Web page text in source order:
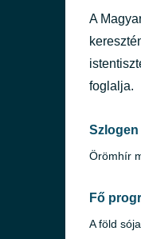
A
foglalja.
Szlogen
Örömhír
Fő
A föld sója